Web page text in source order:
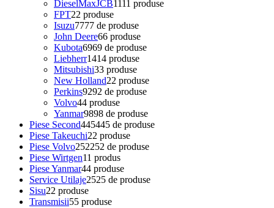
DieselMaxJCB1111 produse
FPT22 produse
Isuzu7777 de produse
John Deere66 produse
Kubota6969 de produse
Liebherr1414 produse
Mitsubishi33 produse
New Holland22 produse
Perkins9292 de produse
Volvo44 produse
Yanmar9898 de produse
Piese Second445445 de produse
Piese Takeuchi22 produse
Piese Volvo252252 de produse
Piese Wirtgen11 produs
Piese Yanmar44 produse
Service Utilaje2525 de produse
Sisu22 produse
Transmisii55 produse